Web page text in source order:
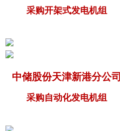
采购开架式发电机组
中储股份天津新港分公司
采购自动化发电机组